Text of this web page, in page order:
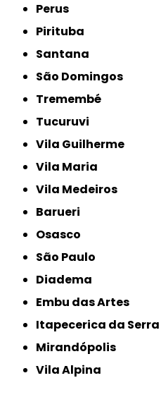
Perus
Pirituba
Santana
São Domingos
Tremembé
Tucuruvi
Vila Guilherme
Vila Maria
Vila Medeiros
Barueri
Osasco
São Paulo
Diadema
Embu das Artes
Itapecerica da Serra
Mirandópolis
Vila Alpina